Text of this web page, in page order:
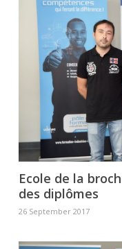
Ecole de la
des diplômes
26 September 2017